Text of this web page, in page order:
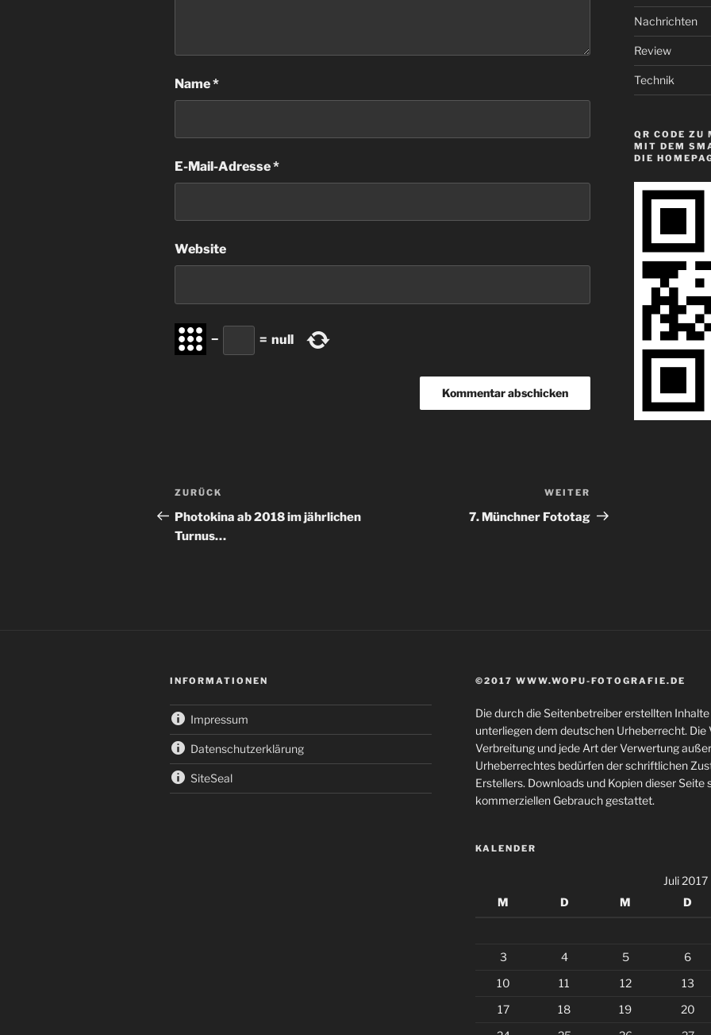
Name*
E-Mail-Adresse*
Website
− = null
Beitragsnavigation
Vorheriger
Beitrag
ZURÜCK
Photokina ab 2018 im jährlichen
Turnus…
Beitrag
WEITER
7. Münchner Fototag
Nachrichten
Review
Technik
QR CODE ZU
MIT DEM
DIE
INFORMATIONEN
Impressum
Datenschutzerklärung
SiteSeal
©2017 WWW.WOPU-FOTOGRAFIE.DE
Die durch die Seitenbetreiber erstellten
unterliegen dem deutschen Urheberrecht.
Verbreitung und jede Art der Verwertung
Urheberrechtes bedürfen der schriftlichen
Erstellers. Downloads und Kopien dieser
kommerziellen Gebrauch gestattet.
KALENDER
Juli 2017
M
D M D
3 4 5
6
10
11 12
13
17
18 19
20